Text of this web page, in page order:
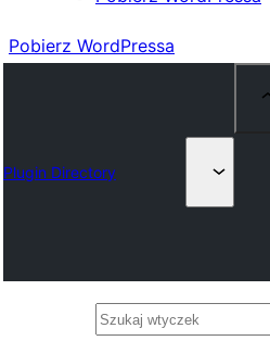
Pobierz WordPressa
Plugin Directory
Szukaj